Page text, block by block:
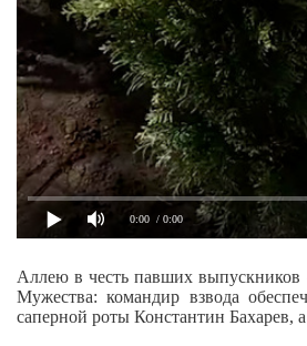
0:00 / 0:00
Аллею в честь павших
Мужества: командир взвода
саперной роты Константин Бахарев,